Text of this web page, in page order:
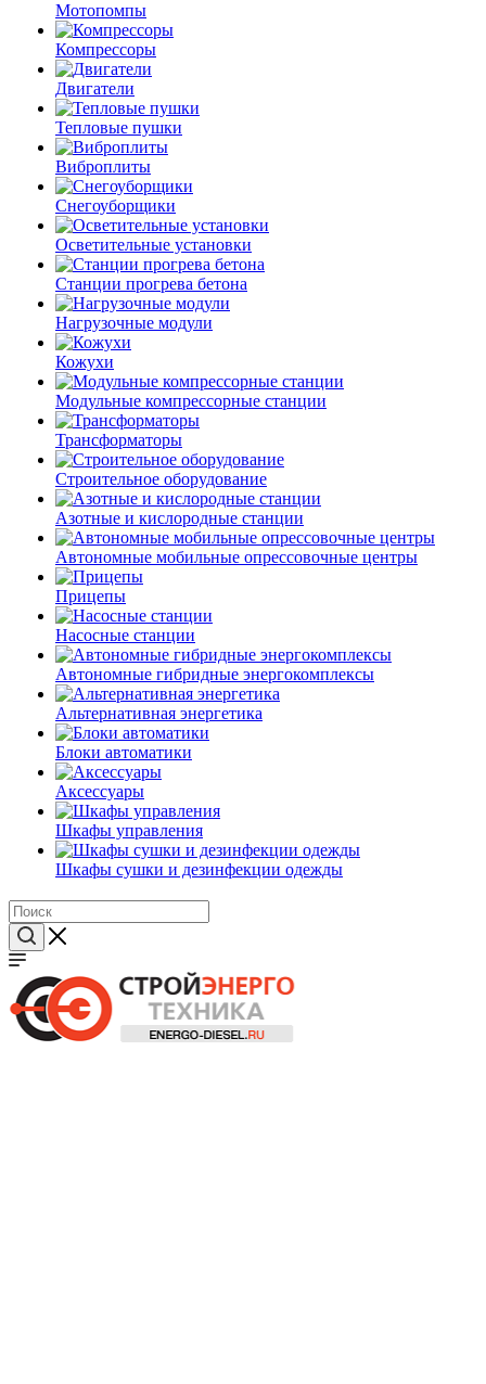
Мотопомпы
Компрессоры
Двигатели
Тепловые пушки
Виброплиты
Снегоуборщики
Осветительные установки
Станции прогрева бетона
Нагрузочные модули
Кожухи
Модульные компрессорные станции
Трансформаторы
Строительное оборудование
Азотные и кислородные станции
Автономные мобильные опрессовочные центры
Прицепы
Насосные станции
Автономные гибридные энергокомплексы
Альтернативная энергетика
Блоки автоматики
Аксессуары
Шкафы управления
Шкафы сушки и дезинфекции одежды